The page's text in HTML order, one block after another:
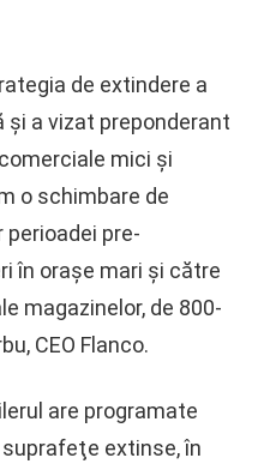
de extindere a
şi a vizat preponderant
mici şi
o schimbare de
perioadei pre-
în oraşe mari şi către
magazinelor, de 800-
CEO Flanco.
are programate
extinse, în